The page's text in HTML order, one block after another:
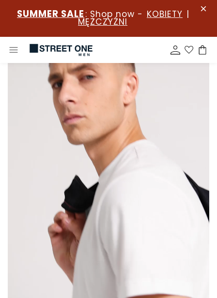
SUMMER SALE : Shop now - KOBIETY |
MĘŻCZYŹNI